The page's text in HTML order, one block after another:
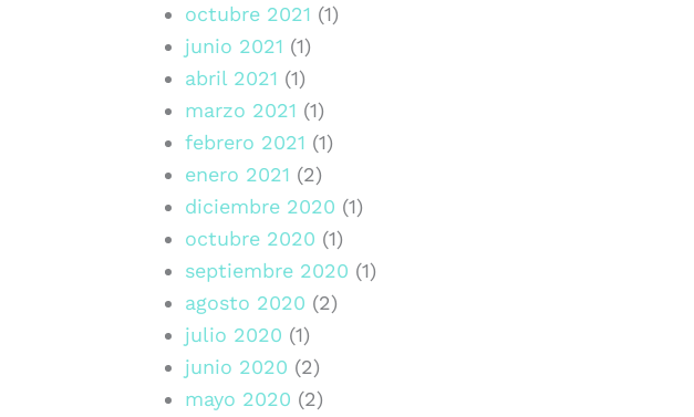
octubre 2021 (1)
junio 2021 (1)
abril 2021 (1)
marzo 2021 (1)
febrero 2021 (1)
enero 2021 (2)
diciembre 2020 (1)
octubre 2020 (1)
septiembre 2020 (1)
agosto 2020 (2)
julio 2020 (1)
junio 2020 (2)
mayo 2020 (2)